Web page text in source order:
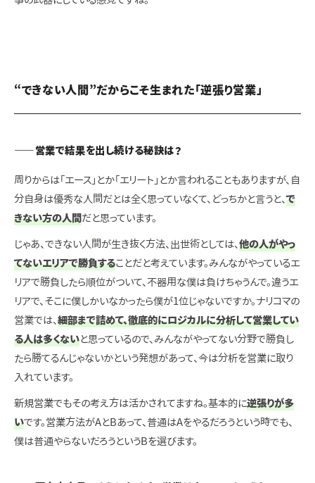
“できない人間”だからこそ生まれた「逆張り営業」
――営業で結果を出し続ける秘訣は？
周りからは「エース」とか「エリート」とか言われることもありますが、自
分自身は優秀な人間だとは全く思っていなくて、どっちかと言うと、 で
きない方の人間 だと思っています。
じゃあ、できない人間が生き抜く方法、出世術としては、 他の人がやっ
てないエリアで勝負することだと考えています。みんながやっているエ
リアで勝負したら順位がついて、不器用な僕は負けちゃうんで。違うエ
リアで、そこに僕しかいなかったら僕が1位じゃないですか。ナリコマの
営業では、 細部まで詰めて、徹底的にロジカルに分析して営業してい
る人は多くないと思っているので、みんながやってない分野で勝負し
たら勝てるんじゃないかという発想があって、今は分析を営業に取り
入れています。
新規営業でもその考え方は活かされてますね。基本的に逆張りが多
いです。営業方法がAとBあって、普通はAをやるだろうという時でも、
僕は普通やらないだろうというBを選びます。